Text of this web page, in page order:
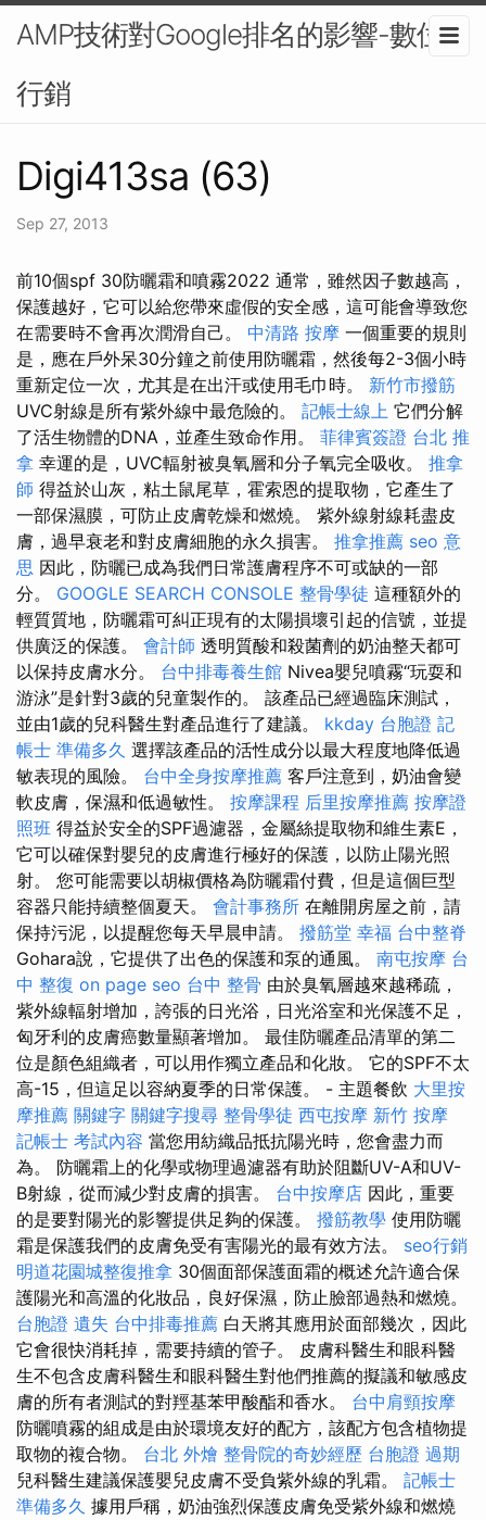
AMP技術對Google排名的影響-數位
行銷
Digi413sa (63)
Sep 27, 2013
前10個spf 30防曬霜和噴霧2022 通常，雖然因子數越高，
保護越好，它可以給您帶來虛假的安全感，這可能會導致您
在需要時不會再次潤滑自己。 中清路 按摩 一個重要的規則
是，應在戶外呆30分鐘之前使用防曬霜，然後每2-3個小時
重新定位一次，尤其是在出汗或使用毛巾時。 新竹市撥筋
UVC射線是所有紫外線中最危險的。 記帳士線上 它們分解
了活生物體的DNA，並產生致命作用。 菲律賓簽證 台北 推
拿 幸運的是，UVC輻射被臭氧層和分子氧完全吸收。 推拿
師 得益於山灰，粘土鼠尾草，霍索恩的提取物，它產生了
一部保濕膜，可防止皮膚乾燥和燃燒。 紫外線射線耗盡皮
膚，過早衰老和對皮膚細胞的永久損害。 推拿推薦 seo 意
思 因此，防曬已成為我們日常護膚程序不可或缺的一部
分。 GOOGLE SEARCH CONSOLE 整骨學徒 這種額外的
輕質質地，防曬霜可糾正現有的太陽損壞引起的信號，並提
供廣泛的保護。 會計師 透明質酸和殺菌劑的奶油整天都可
以保持皮膚水分。 台中排毒養生館 Nivea嬰兒噴霧“玩耍和
游泳”是針對3歲的兒童製作的。 該產品已經過臨床測試，
並由1歲的兒科醫生對產品進行了建議。 kkday 台胞證 記
帳士 準備多久 選擇該產品的活性成分以最大程度地降低過
敏表現的風險。 台中全身按摩推薦 客戶注意到，奶油會變
軟皮膚，保濕和低過敏性。 按摩課程 后里按摩推薦 按摩證
照班 得益於安全的SPF過濾器，金屬絲提取物和維生素E，
它可以確保對嬰兒的皮膚進行極好的保護，以防止陽光照
射。 您可能需要以胡椒價格為防曬霜付費，但是這個巨型
容器只能持續整個夏天。 會計事務所 在離開房屋之前，請
保持污泥，以提醒您每天早晨申請。 撥筋堂 幸福 台中整脊
Gohara說，它提供了出色的保護和泵的通風。 南屯按摩 台
中 整復 on page seo 台中 整骨 由於臭氧層越來越稀疏，
紫外線輻射增加，誇張的日光浴，日光浴室和光保護不足，
匈牙利的皮膚癌數量顯著增加。 最佳防曬產品清單的第二
位是顏色組織者，可以用作獨立產品和化妝。 它的SPF不太
高-15，但這足以容納夏季的日常保護。 - 主題餐飲 大里按
摩推薦 關鍵字 關鍵字搜尋 整骨學徒 西屯按摩 新竹 按摩
記帳士 考試內容 當您用紡織品抵抗陽光時，您會盡力而
為。 防曬霜上的化學或物理過濾器有助於阻斷​​UV-A和UV-
B射線，從而減少對皮膚的損害。 台中按摩店 因此，重要
的是要對陽光的影響提供足夠的保護。 撥筋教學 使用防曬
霜是保護我們的皮膚免受有害陽光的最有效方法。 seo行銷
明道花園城整復推拿 30個面部保護面霜的概述允許適合保
護陽光和高溫的化妝品，良好保濕，防止臉部過熱和燃燒。
台胞證 遺失 台中排毒推薦 白天將其應用於面部幾次，因此
它會很快消耗掉，需要持續的管子。 皮膚科醫生和眼科醫
生不包含皮膚科醫生和眼科醫生對他們推薦的擬議和敏感皮
膚的所有者測試的對羥基苯甲酸酯和香水。 台中肩頸按摩
防曬噴霧的組成是由於環境友好的配方，該配方包含植物提
取物的複合物。 台北 外燴 整骨院的奇妙經歷 台胞證 過期
兒科醫生建議保護嬰兒皮膚不受負紫外線的乳霜。 記帳士
準備多久 據用戶稱，奶油強烈保護皮膚免受紫外線和燃燒